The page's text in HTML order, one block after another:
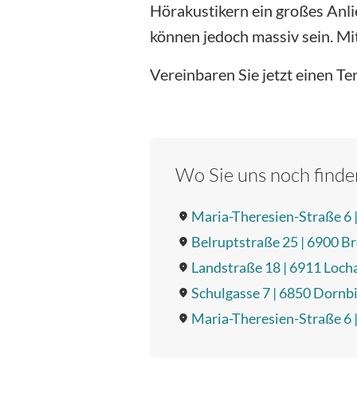
Hörakustikern ein großes
können jedoch massiv sein.
Vereinbaren Sie jetzt einen
Wo Sie uns noch
Maria-Theresien-Straße 6
Belruptstraße 25 | 6900
Landstraße 18 | 6911
Schulgasse 7 | 6850
Maria-Theresien-Straße 6